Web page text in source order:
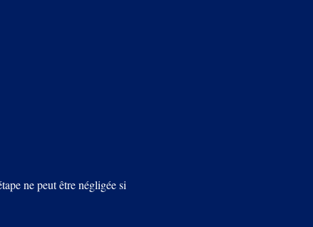
ne peut être négligée si